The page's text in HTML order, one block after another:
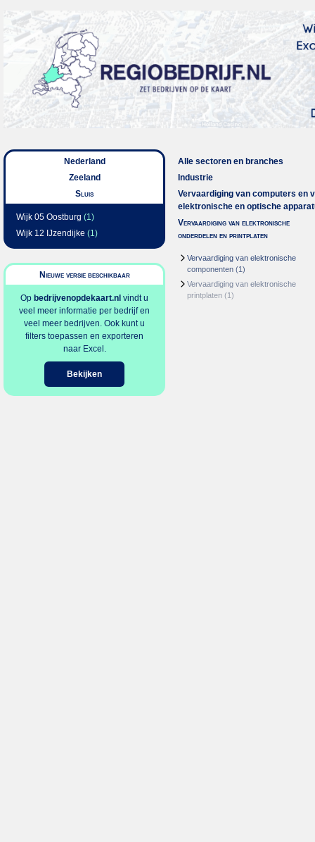
Nederland
Zeeland
Sluis
Wijk 05 Oostburg (1)
Wijk 12 IJzendijke (1)
Nieuwe versie beschikbaar
Op bedrijvenopdekaart.nl vindt u
veel meer informatie per bedrijf en
veel meer bedrijven. Ook kunt u
filters toepassen en exporteren
naar Excel.
Bekijken
Alle sectoren en branches
Industrie
Vervaardiging van computers en
elektronische en optische
Vervaardiging van elektronische
onderdelen en printplaten
Vervaardiging van elektronische
componenten (1)
Vervaardiging van elektronische
printplaten (1)